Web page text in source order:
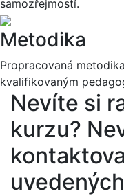
samozřejmostí.
Metodika
Propracovaná
kvalifikovaným
Nevíte si
kurzu?